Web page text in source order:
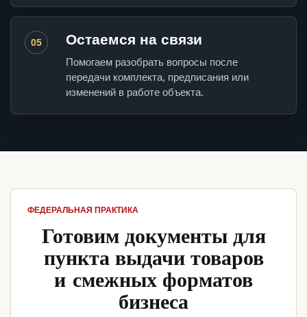
05 Остаемся на связи
Помогаем разобрать вопросы после
передачи комплекта, предписания или
изменений в работе объекта.
ФЕДЕРАЛЬНАЯ ПРАКТИКА
Готовим документы для
пункта выдачи товаров
и смежных форматов
бизнеса